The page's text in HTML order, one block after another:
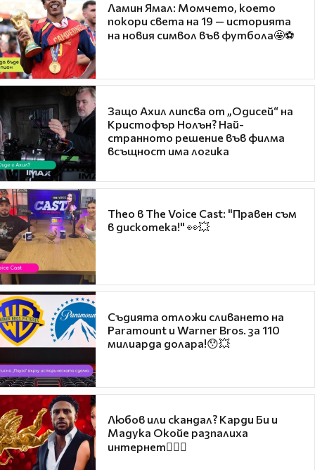
Ламин Ямал: Момчето, което
покори света на 19 — историята
на новия символ във футбола🤩⚽
Защо Ахил липсва от „Одисей“ на
Кристофър Нолън? Най-
странното решение във филма
всъщност има логика
Theo в The Voice Cast: "Правен съм
в дискотека!" 👀💥
Съдията отложи сливането на
Paramount и Warner Bros. за 110
милиарда долара!😯💥
Любов или скандал? Карди Би и
Мадука Окойе разпалиха
интернет❤️‍🔥🔥